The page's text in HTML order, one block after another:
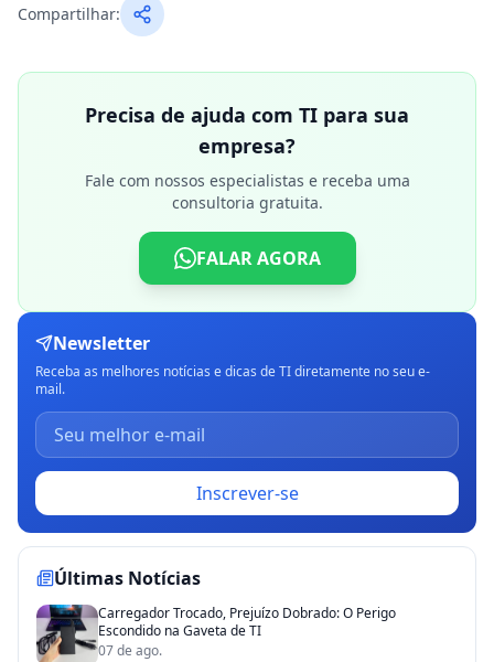
Compartilhar:
Precisa de ajuda com TI para sua
empresa?
Fale com nossos especialistas e receba uma
consultoria gratuita.
FALAR AGORA
Newsletter
Receba as melhores notícias e dicas de TI diretamente no seu e-
mail.
Inscrever-se
Últimas Notícias
Carregador Trocado, Prejuízo Dobrado: O Perigo
Escondido na Gaveta de TI
07 de ago.